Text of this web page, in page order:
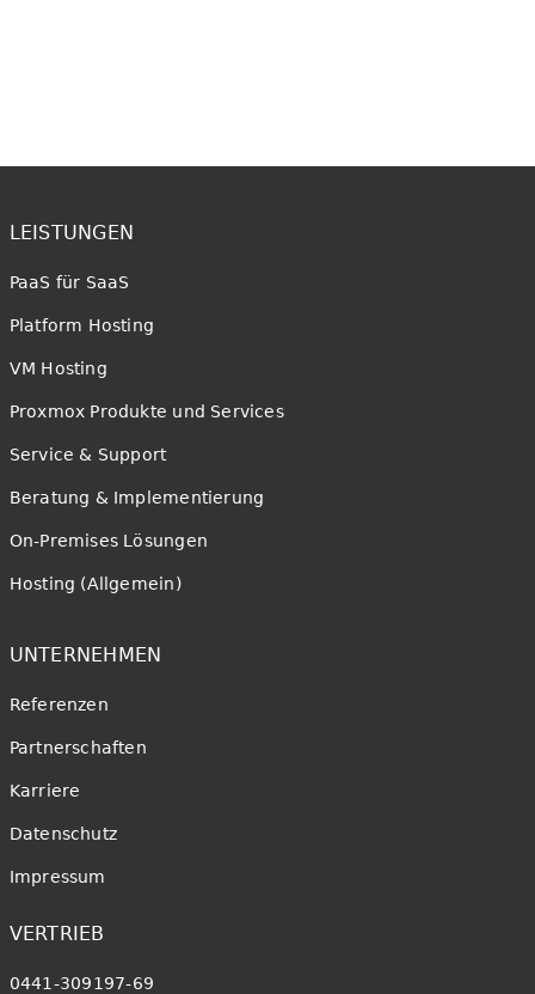
LEISTUNGEN
PaaS für SaaS
Platform Hosting
VM Hosting
Proxmox Produkte und Services
Service & Support
Beratung & Implementierung
On-Premises Lösungen
Hosting (Allgemein)
UNTERNEHMEN
Referenzen
Partnerschaften
Karriere
Datenschutz
Impressum
VERTRIEB
0441-309197-69